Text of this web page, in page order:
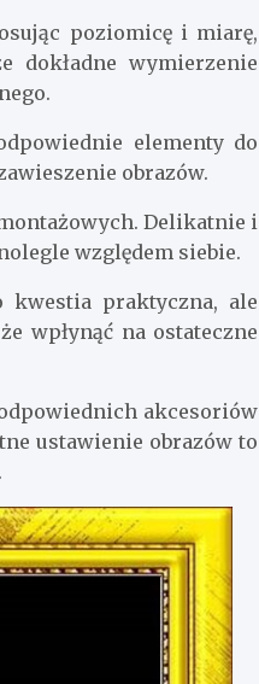
poziomicę i miarę,
dokładne wymierzenie
elementy do
obrazów.
Delikatnie i
względem siebie.
kwestia praktyczna, ale
wpłynąć na ostateczne
akcesoriów
ustawienie obrazów to